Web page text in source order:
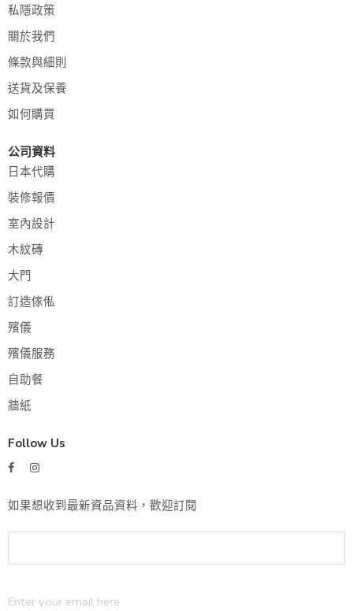
私隱政策
關於我們
條款與細則
送貨及保養
如何購買
公司資料
日本代購
裝修報價
室內設計
木紋磚
大門
訂造傢俬
殯儀
殯儀服務
自助餐
牆紙
Follow Us
如果想收到最新資品資料，歡迎訂閱